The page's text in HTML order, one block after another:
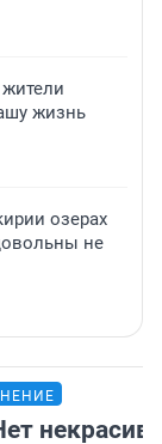
жизнь
озерах
не